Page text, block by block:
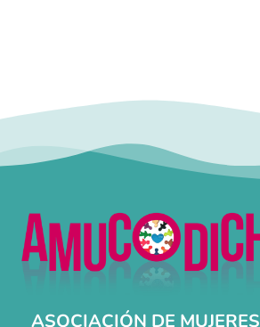
ASOCIACIÓN DE MUJERES